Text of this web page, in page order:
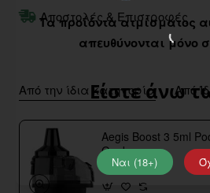
Τα προϊόντα ατμίσματος
απευθύνονται μόνο
Είστε άνω
Ναι (18+)
Αποστολές & Επιστροφές
Από την ίδια κατηγορία Από
Aegis Boost 3 5ml
Geekvape
4,00€